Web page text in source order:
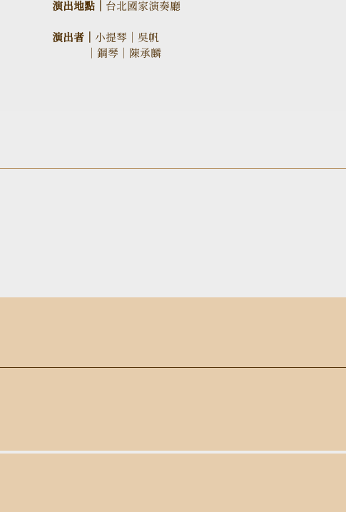
演出地點｜ 台北國家演奏廳
演出者｜ 小提琴｜ 吳帆
｜鋼琴｜陳承麟